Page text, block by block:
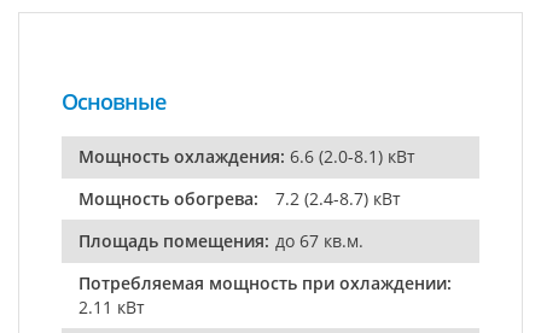
Основные
Мощность охлаждения: 6.6 (2.0-8.1) кВт
Мощность обогрева:
7.2 (2.4-8.7) кВт
Площадь помещения: до 67 кв.м.
Потребляемая мощность при охлаждении:
2.11 кВт